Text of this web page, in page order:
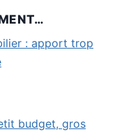
: apport trop
budget, gros